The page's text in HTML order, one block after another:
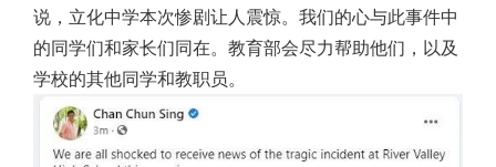
说，立化中学本次惨剧让人震惊。我们的心与此事件中
的同学们和家长们同在。教育部会尽力帮助他们，以及
学校的其他同学和教职员。